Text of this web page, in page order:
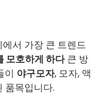
서 가장 큰 트렌드
모호하게 하다큰 방
이 야구모자, 모자, 액
품목입니다.